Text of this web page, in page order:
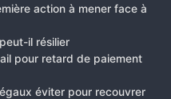
action à mener face à
il résilier
pour retard de paiement
éviter pour recouvrer